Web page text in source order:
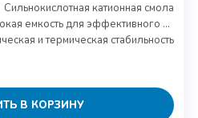
Сильнокислотная катионная смола
Высокая емкость для эффективного удаления ионов
и термическая стабильность
В КОРЗИНУ